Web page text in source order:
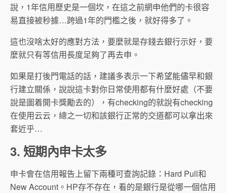
說，1年信用歷史是一個坎，在這之前網申他們的卡很容
易直接被秒據…跨過1年的門檻之後，就好得多了。
這也沒啥太好的應對方法，要麼就是存錢去銀行示好，要
麼就只有等信用長度足夠了再去申。
如果是打後門電話的話，建議多表示一下希望能儘早和銀
行建立關係，說說這卡對你日常使用都有什麼好處（不要
說是圖着開卡獎勵去的），有checking的就說有checking
在使用云云，總之一切和該銀行正常的交道都可以拿出來
套近乎…
3. 短期內申卡太多
申卡會在信用報告上留下兩種可查詢記錄：Hard Pull和
New Account。HP存不存在，看的是銀行是從哪一個信用